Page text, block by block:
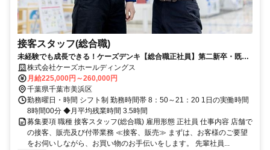
接客スタッフ(総合職)
未経験でも成長できる！ケーズデンキ【総合職正社員】第二新卒・既卒
者を積極採用中！
株式会社ケーズホールディングス
月給225,000円～260,000円
千葉県千葉市美浜区
勤務曜日・時間 シフト制 勤務時間帯 8：50～21：20 1日の実働時間
8時間00分 ◆月平均残業時間 3.5時間
募集要項 職種 接客スタッフ(総合職) 雇用形態 正社員 仕事内容 店舗で
の接客、販売及び付帯業務 ≪接客、販売≫ まずは、お客様のご要望
をお伺いしながら、お買い物のお手伝いをします。 先輩社員...